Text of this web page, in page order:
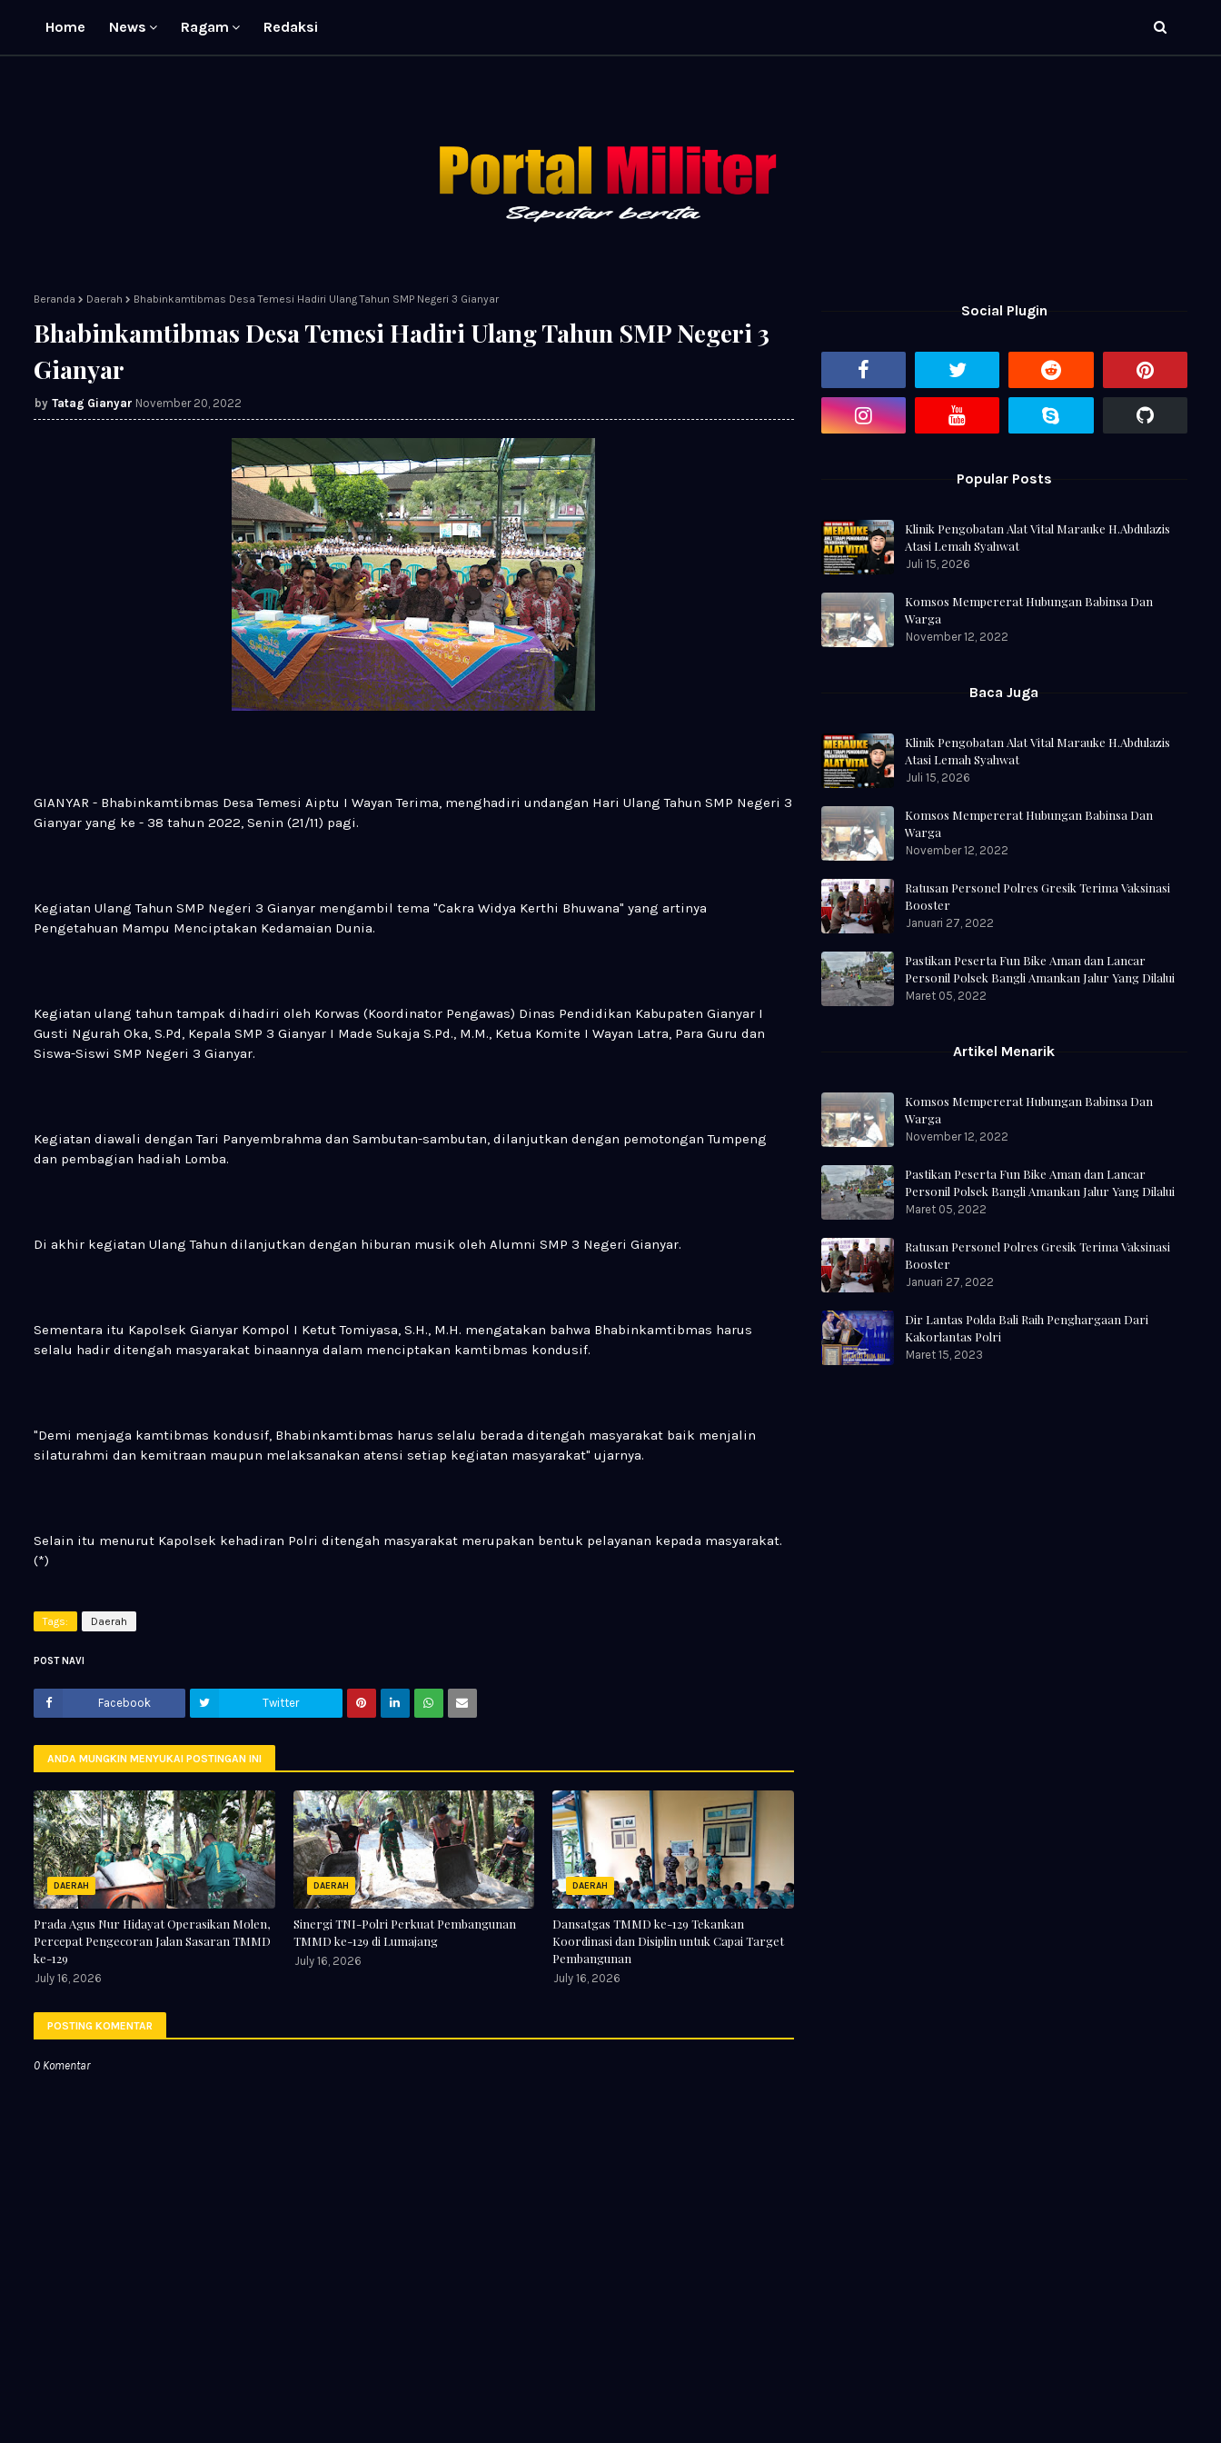
Home News Ragam Redaksi
Beranda Daerah Bhabinkamtibmas Desa Temesi Hadiri Ulang Tahun SMP Negeri 3 Gianyar
Bhabinkamtibmas Desa Temesi Hadiri Ulang Tahun SMP Negeri 3
Gianyar
Tatag Gianyar November 20, 2022
GIANYAR - Bhabinkamtibmas Desa Temesi Aiptu I Wayan Terima, menghadiri undangan Hari Ulang Tahun SMP Negeri 3
Gianyar yang ke - 38 tahun 2022, Senin (21/11) pagi.
Kegiatan Ulang Tahun SMP Negeri 3 Gianyar mengambil tema "Cakra Widya Kerthi Bhuwana" yang artinya
Pengetahuan Mampu Menciptakan Kedamaian Dunia.
Kegiatan ulang tahun tampak dihadiri oleh Korwas (Koordinator Pengawas) Dinas Pendidikan Kabupaten Gianyar I
Gusti Ngurah Oka, S.Pd, Kepala SMP 3 Gianyar I Made Sukaja S.Pd., M.M., Ketua Komite I Wayan Latra, Para Guru dan
Siswa-Siswi SMP Negeri 3 Gianyar.
Kegiatan diawali dengan Tari Panyembrahma dan Sambutan-sambutan, dilanjutkan dengan pemotongan Tumpeng
dan pembagian hadiah Lomba.
Di akhir kegiatan Ulang Tahun dilanjutkan dengan hiburan musik oleh Alumni SMP 3 Negeri Gianyar.
Sementara itu Kapolsek Gianyar Kompol I Ketut Tomiyasa, S.H., M.H. mengatakan bahwa Bhabinkamtibmas harus
selalu hadir ditengah masyarakat binaannya dalam menciptakan kamtibmas kondusif.
"Demi menjaga kamtibmas kondusif, Bhabinkamtibmas harus selalu berada ditengah masyarakat baik menjalin
silaturahmi dan kemitraan maupun melaksanakan atensi setiap kegiatan masyarakat" ujarnya.
Selain itu menurut Kapolsek kehadiran Polri ditengah masyarakat merupakan bentuk pelayanan kepada masyarakat.
(*)
Tags: Daerah
POST NAVI
Facebook Twitter
ANDA MUNGKIN MENYUKAI POSTINGAN INI
DAERAH
Prada Agus Nur Hidayat Operasikan Molen,
Percepat Pengecoran Jalan Sasaran TMMD
ke-129
July 16, 2026
DAERAH
Sinergi TNI-Polri Perkuat Pembangunan
TMMD ke-129 di Lumajang
July 16, 2026
DAERAH
Dansatgas TMMD ke-129 Tekankan
Koordinasi dan Disiplin untuk Capai Target
Pembangunan
July 16, 2026
POSTING KOMENTAR
0 Komentar
Social Plugin
Popular Posts
Klinik Pengobatan Alat Vital Marauke H.Abdulazis
Atasi Lemah Syahwat
Juli 15, 2026
Komsos Mempererat Hubungan Babinsa Dan
Warga
November 12, 2022
Baca Juga
Klinik Pengobatan Alat Vital Marauke H.Abdulazis
Atasi Lemah Syahwat
Juli 15, 2026
Komsos Mempererat Hubungan Babinsa Dan
Warga
November 12, 2022
Ratusan Personel Polres Gresik Terima Vaksinasi
Booster
Januari 27, 2022
Pastikan Peserta Fun Bike Aman dan Lancar
Personil Polsek Bangli Amankan Jalur Yang Dilalui
Maret 05, 2022
Artikel Menarik
Komsos Mempererat Hubungan Babinsa Dan
Warga
November 12, 2022
Pastikan Peserta Fun Bike Aman dan Lancar
Personil Polsek Bangli Amankan Jalur Yang Dilalui
Maret 05, 2022
Ratusan Personel Polres Gresik Terima Vaksinasi
Booster
Januari 27, 2022
Dir Lantas Polda Bali Raih Penghargaan Dari
Kakorlantas Polri
Maret 15, 2023